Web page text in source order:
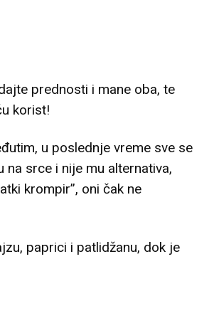
prednosti i mane oba, te
korist!
u poslednje vreme sve se
na srce i nije mu alternativa,
krompir”, oni čak ne
paprici i patlidžanu, dok je